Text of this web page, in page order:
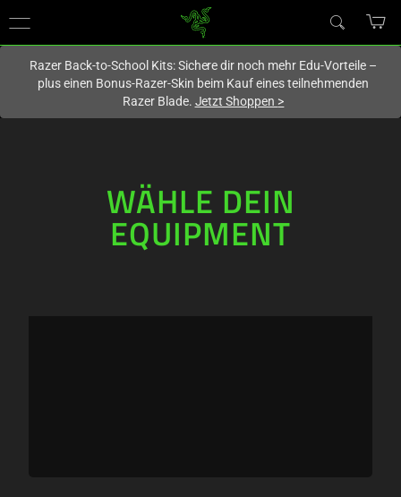
Du befindest dich aktuell auf der Website von
Razer Back-to-School Kits: Sichere dir noch mehr Edu-Vorteile –
plus einen Bonus-Razer-Skin beim Kauf eines teilnehmenden
Razer Blade. Jetzt Shoppen >
WÄHLE DEIN
EQUIPMENT